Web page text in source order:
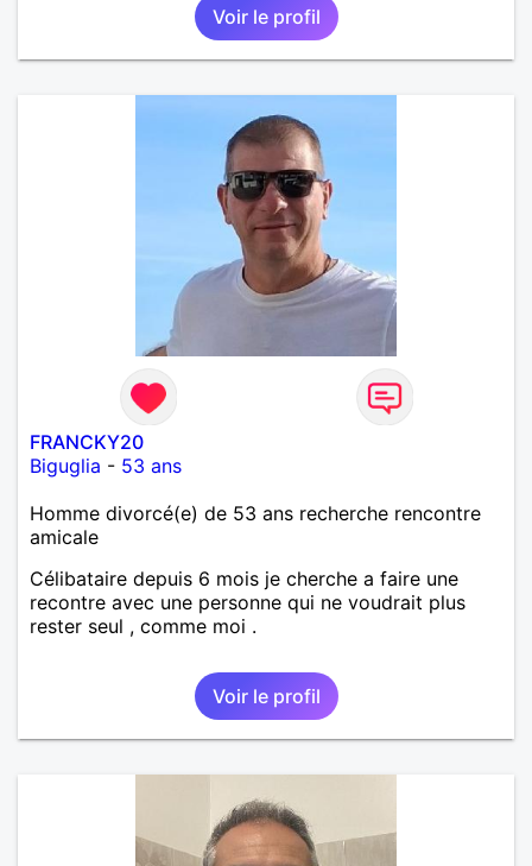
Voir le profil
FRANCKY20
Biguglia - 53 ans
Homme divorcé(e) de 53 ans recherche rencontre
amicale
Célibataire depuis 6 mois je cherche a faire une
recontre avec une personne qui ne voudrait plus
rester seul , comme moi .
Voir le profil